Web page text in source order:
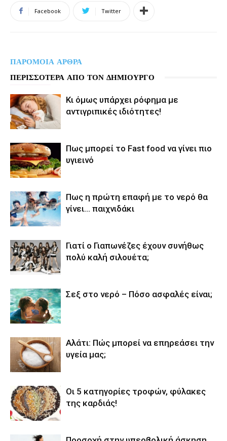
Facebook Twitter
ΠΑΡΟΜΟΙΑ ΑΡΘΡΑ
ΠΕΡΙΣΣΟΤΕΡΑ ΑΠΟ ΤΟΝ ΔΗΜΙΟΥΡΓΟ
Κι όμως υπάρχει ρόφημα με
αντιγριπικές ιδιότητες!
Πως μπορεί το Fast food να γίνει πιο
υγιεινό
Πως η πρώτη επαφή με το νερό θα
γίνει… παιχνιδάκι
Γιατί ο Γιαπωνέζες έχουν συνήθως
πολύ καλή σιλουέτα;
Σεξ στο νερό – Πόσο ασφαλές είναι;
Αλάτι: Πώς μπορεί να επηρεάσει την
υγεία μας;
Οι 5 κατηγορίες τροφών, φύλακες
της καρδιάς!